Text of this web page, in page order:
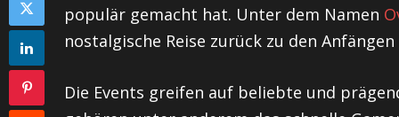
populär gemacht hat. Unter dem Namen
nostalgische Reise zurück zu den Anfängen
Die Events greifen auf beliebte und